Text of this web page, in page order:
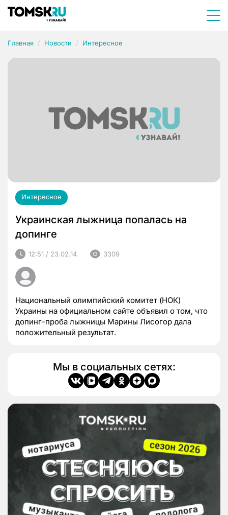
Главная Новости Интересное
Интересное
Украинская лыжница попалась на
допинге
12:51 / 23.02.14 3309
Национальный олимпийский комитет (НОК)
Украины на официальном сайте объявил о том, что
допинг-проба лыжницы Марины Лисогор дала
положительный результат.
Мы в социальных сетях: